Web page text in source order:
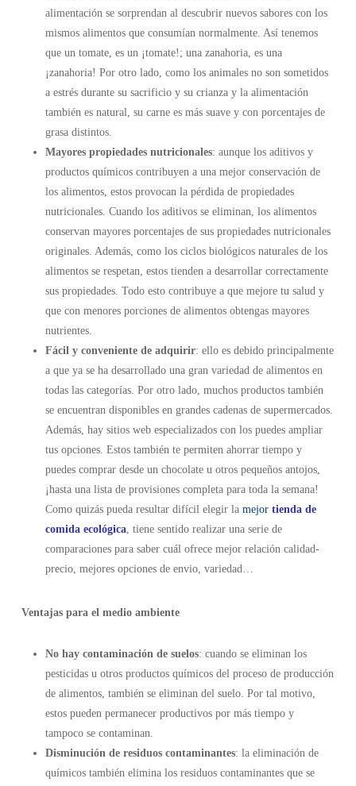
alimentación se sorprendan al descubrir nuevos sabores con los
mismos alimentos que consumían normalmente. Así tenemos
que un tomate, es un ¡tomate!; una zanahoria, es una
¡zanahoria! Por otro lado, como los animales no son sometidos
a estrés durante su sacrificio y su crianza y la alimentación
también es natural, su carne es más suave y con porcentajes de
grasa distintos.
Mayores propiedades nutricionales: aunque los aditivos y
productos químicos contribuyen a una mejor conservación de
los alimentos, estos provocan la pérdida de propiedades
nutricionales. Cuando los aditivos se eliminan, los alimentos
conservan mayores porcentajes de sus propiedades nutricionales
originales. Además, como los ciclos biológicos naturales de los
alimentos se respetan, estos tienden a desarrollar correctamente
sus propiedades. Todo esto contribuye a que mejore tu salud y
que con menores porciones de alimentos obtengas mayores
nutrientes.
Fácil y conveniente de adquirir: ello es debido principalmente
a que ya se ha desarrollado una gran variedad de alimentos en
todas las categorías. Por otro lado, muchos productos también
se encuentran disponibles en grandes cadenas de supermercados.
Además, hay sitios web especializados con los puedes ampliar
tus opciones. Estos también te permiten ahorrar tiempo y
puedes comprar desde un chocolate u otros pequeños antojos,
¡hasta una lista de provisiones completa para toda la semana!
Como quizás pueda resultar difícil elegir la mejor tienda de
comida ecológica, tiene sentido realizar una serie de
comparaciones para saber cuál ofrece mejor relación calidad-
precio, mejores opciones de envio, variedad…
Ventajas para el medio ambiente
No hay contaminación de suelos: cuando se eliminan los
pesticidas u otros productos químicos del proceso de producción
de alimentos, también se eliminan del suelo. Por tal motivo,
estos pueden permanecer productivos por más tiempo y
tampoco se contaminan.
Disminución de residuos contaminantes: la eliminación de
químicos también elimina los residuos contaminantes que se